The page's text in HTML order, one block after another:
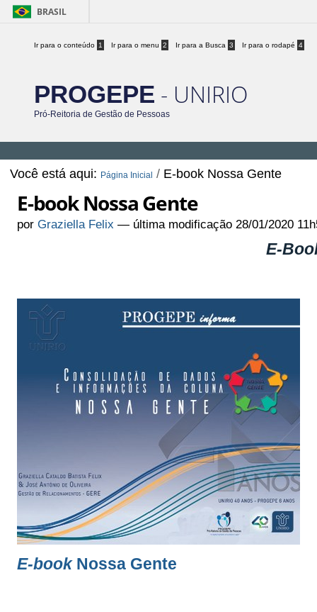
BRASIL
Ir para o conteúdo 1 Ir para o menu 2 Ir para a Busca 3 Ir para o rodapé 4
PROGEPE - UNIRIO
Pró-Reitoria de Gestão de Pessoas
Você está aqui: Página Inicial / E-book Nossa Gente
E-book Nossa Gente
porGraziella Felix — última modificação 28/01/2020
E-
E-book Nossa Gente